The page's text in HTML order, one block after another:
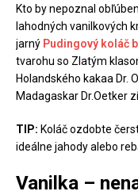
Kto by nepoznal
lahodných vanilkových
jarný Pudingový koláč
tvarohu so Zlatým
Holandského kakaa Dr.
Madagaskar Dr.Oetker
TIP: Koláč ozdobte
ideálne jahody alebo
Vanilka –